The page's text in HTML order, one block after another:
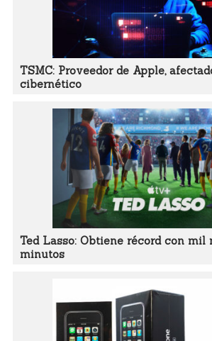
TSMC: Proveedor de Apple,
cibernético
Ted Lasso: Obtiene récord con mil
minutos